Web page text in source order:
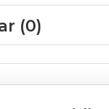
(0)